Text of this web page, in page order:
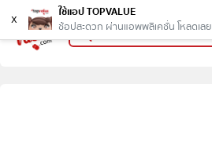
x
ใช้แอป TOPVALUE
ช้อปสะดวก ผ่านแอพพลิเคชั่น โหลดเลย